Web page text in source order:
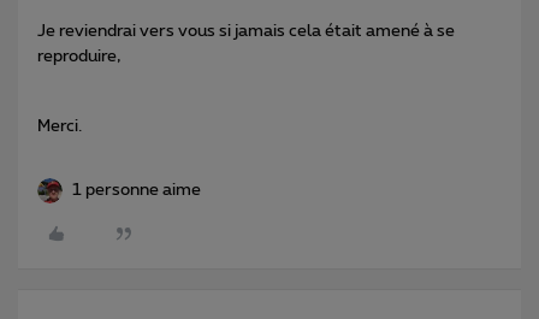
Je reviendrai vers vous si jamais cela était amené à se
reproduire,
Merci.
1 personne aime